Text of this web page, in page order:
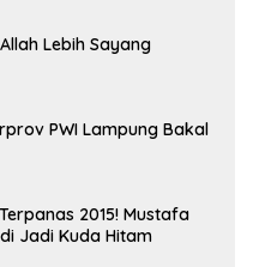
Lebih Sayang
PWI Lampung Bakal
2015! Mustafa
Jadi Kuda Hitam